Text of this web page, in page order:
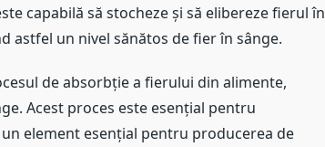
capabilă să stocheze și să elibereze fierul în
astfel un nivel sănătos de fier în sânge.
de absorbție a fierului din alimente,
Acest proces este esențial pentru
element esențial pentru producerea de